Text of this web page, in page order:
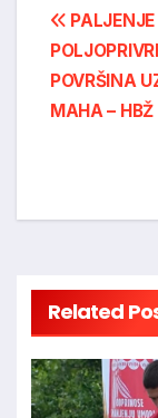
Post
PALJENJE
POVRŠINA
MAHA – HBŽ
Related